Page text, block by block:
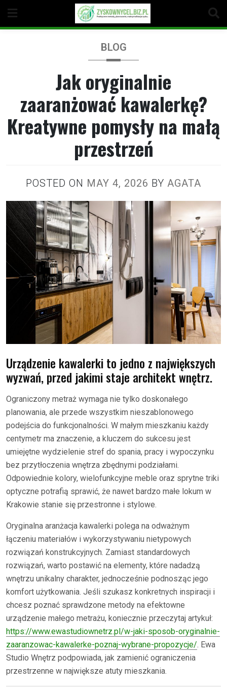
content
BLOG
Jak oryginalnie
zaaranżować kawalerkę?
Kreatywne pomysły na małą
przestrzeń
POSTED ON MAY 4, 2026 BY AGATA
Urządzenie kawalerki to jedno z największych
wyzwań, przed jakimi staje architekt wnętrz.
Ograniczony metraż wymaga nie tylko doskonałego
planowania, ale przede wszystkim nieszablonowego
podejścia do funkcjonalności. W małym mieszkaniu każdy
centymetr ma znaczenie, a kluczem do sukcesu jest
umiejętne wydzielenie stref do spania, pracy i wypoczynku
bez przytłoczenia wnętrza zbędnymi podziałami.
Odpowiednie kolory, wielofunkcyjne meble oraz sprytne triki
optyczne potrafią sprawić, że nawet bardzo małe lokum w
Krakowie stanie się przestronne i stylowe.
Oryginalna aranżacja kawalerki polega na odważnym
łączeniu materiałów i wykorzystywaniu nietypowych
rozwiązań konstrukcyjnych. Zamiast standardowych
rozwiązań, warto postawić na elementy, które nadadzą
wnętrzu unikalny charakter, jednocześnie podnosząc jego
komfort użytkowania. Jeśli szukasz konkretnych inspiracji i
chcesz poznać sprawdzone metody na efektowne
urządzenie małego metrażu, koniecznie przeczytaj artykuł:
https://www.ewastudiownetrz.pl/w-jaki-sposob-oryginalnie-
zaaranzowac-kawalerke-poznaj-wybrane-propozycje/. Ewa
Studio Wnętrz podpowiada, jak zamienić ograniczenia
przestrzenne w największe atuty mieszkania.